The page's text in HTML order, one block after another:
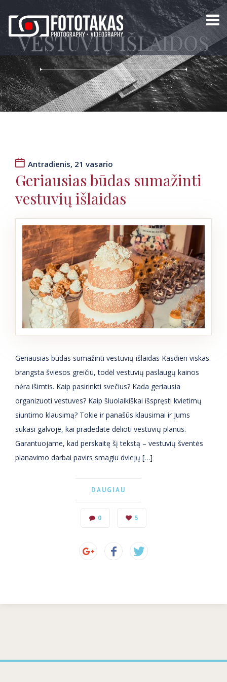
VESTUVIŲ IŠLAIDOS
Antradienis, 21 vasario
Geriausias būdas sumažinti
vestuvių išlaidas
Geriausias būdas sumažinti vestuvių išlaidas Kasdien viskas
brangsta šviesos greičiu, todėl vestuvių paslaugų kainos
nėra išimtis. Kaip pasirinkti svečius? Kada geriausia
organizuoti vestuves? Kaip šiuolaikiškai išspręsti kvietimų
siuntimo klausimą? Tokie ir panašūs klausimai ir Jums
sukasi galvoje, kai pradedate dėlioti vestuvių planus.
Garantuojame, kad perskaitę šį tekstą – vestuvių šventės
planavimo darbai pavirs smagiu dviejų […]
DAUGIAU
0 5